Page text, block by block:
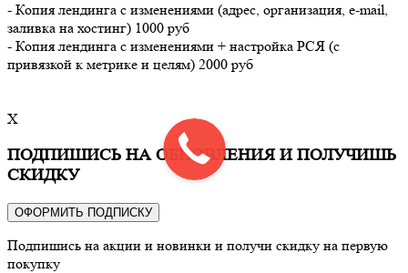
- Копия лендинга с изменениями (адрес, организация, e-mail,
заливка на хостинг) 1000 руб
- Копия лендинга с изменениями + настройка РСЯ (с
привязкой к метрике и целям) 2000 руб
X
ПОДПИШИСЬ НА ОБНОВЛЕНИЯ И ПОЛУЧИШЬ
СКИДКУ
ОФОРМИТЬ ПОДПИСКУ
Подпишись на акции и новинки и получи скидку на первую
покупку